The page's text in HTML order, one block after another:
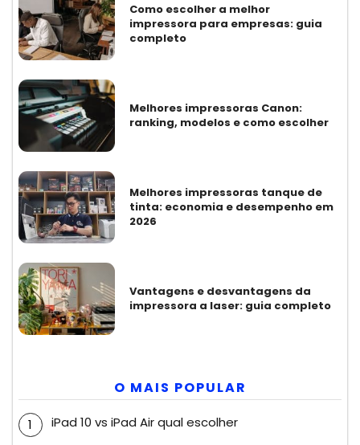
Como escolher a melhor
impressora para empresas: guia
completo
Melhores impressoras Canon:
ranking, modelos e como escolher
Melhores impressoras tanque de
tinta: economia e desempenho em
2026
Vantagens e desvantagens da
impressora a laser: guia completo
O MAIS POPULAR
iPad 10 vs iPad Air qual escolher